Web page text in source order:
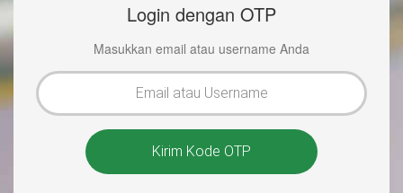
Login dengan OTP
Masukkan email atau username Anda
Kirim Kode OTP